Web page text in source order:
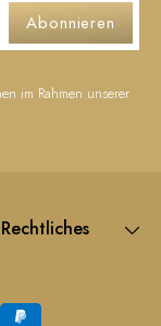
Rechtliches
Abonnieren
im Rahmen unserer